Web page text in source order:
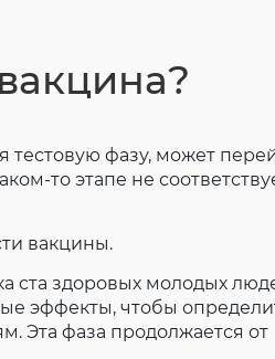
тестовую фазу, может
то этапе не
вакцины.
ста здоровых молодых
эффекты, чтобы
Эта фаза продолжается от